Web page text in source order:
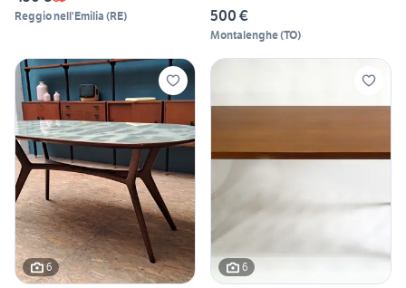
Reggio nell'Emilia (RE) 500 €
Montalenghe(TO)
6 6